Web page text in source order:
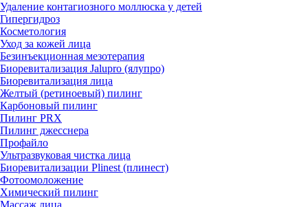
Удаление контагиозного моллюска у детей
Гипергидроз
Косметология
Уход за кожей лица
Безинъекционная мезотерапия
Биоревитализация Jalupro (ялупро)
Биоревитализация лица
Желтый (ретиноевый) пилинг
Карбоновый пилинг
Пилинг PRX
Пилинг джесснера
Профайло
Ультразвуковая чистка лица
Биоревитализации Plinest (плинест)
Фотоомоложение
Химический пилинг
Массаж лица